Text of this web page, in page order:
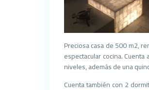
Preciosa casa de 500 m2,
espectacular cocina.
niveles, además de una
Cuenta también con 2